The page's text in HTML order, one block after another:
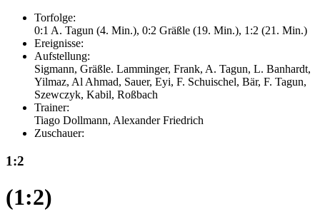
Torfolge:
0:1 A. Tagun (4. Min.), 0:2 Gräßle (19. Min.), 1:2 (21. Min.)
Ereignisse:
Aufstellung:
Sigmann, Gräßle. Lamminger, Frank, A. Tagun, L. Banhardt,
Yilmaz, Al Ahmad, Sauer, Eyi, F. Schuischel, Bär, F. Tagun,
Szewczyk, Kabil, Roßbach
Trainer:
Tiago Dollmann, Alexander Friedrich
Zuschauer:
1:2
(1:2)